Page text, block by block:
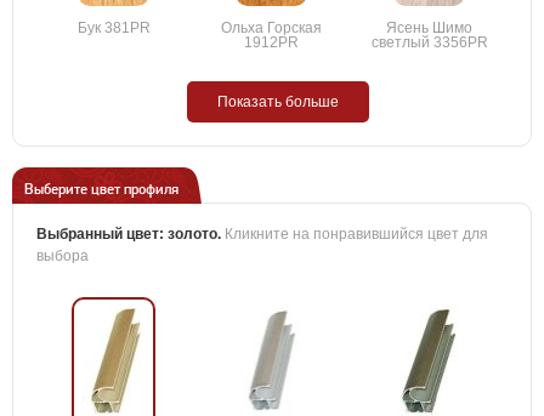
Бук 381PR
Ольха Горская
1912PR
Ясень Шимо
светлый 3356PR
Показать больше
Выберите цвет профиля
Выбранный цвет: золото. Кликните на понравившийся цвет для
выбора